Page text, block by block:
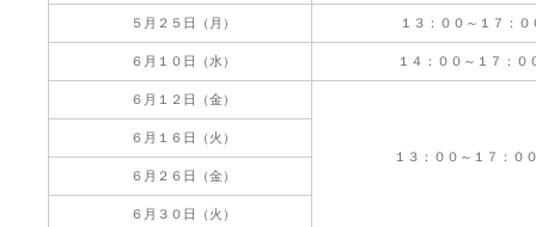
５月２５日（月） １３：００～１７：０
６月１０日（水） １４：００～１７：０
６月１２日（金）
１３：００～１７：
６月１６日（火）
６月２６日（金）
６月３０日（火）